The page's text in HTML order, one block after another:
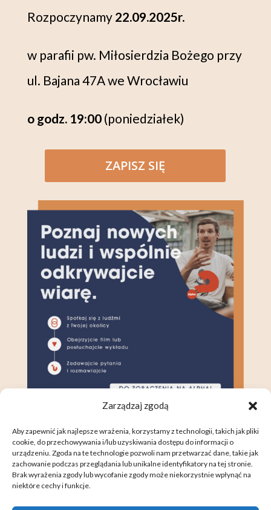
Zarządzaj zgodą
Aby zapewnić jak najlepsze wrażenia, korzystamy z technologii, takich jak pliki
cookie, do przechowywania i/lub uzyskiwania dostępu do informacji o
urządzeniu. Zgoda na te technologie pozwoli nam przetwarzać dane, takie jak
zachowanie podczas przeglądania lub unikalne identyfikatory na tej stronie.
Brak wyrażenia zgody lub wycofanie zgody może niekorzystnie wpłynąć na
niektóre cechy i funkcje.
Rozpoczynamy 22.09.2025r.
w parafii pw. Miłosierdzia Bożego przy
ul. Bajana 47A we Wrocławiu
o godz. 19:00 (poniedziałek)
ZAPISZ SIĘ